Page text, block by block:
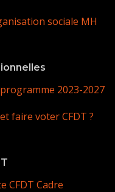
sociale MH
2023-2027
faire voter CFDT ?
CFDT Cadre